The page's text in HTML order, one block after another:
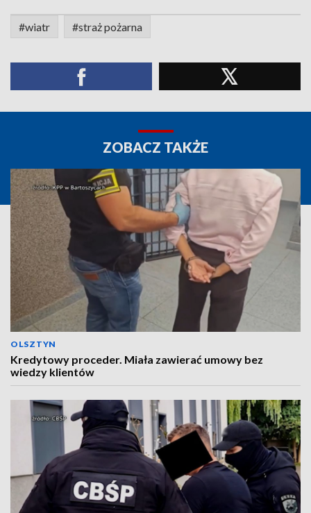
#wiatr #straż pożarna
ZOBACZ TAKŻE
OLSZTYN
Kredytowy proceder. Miała zawierać umowy bez
wiedzy klientów